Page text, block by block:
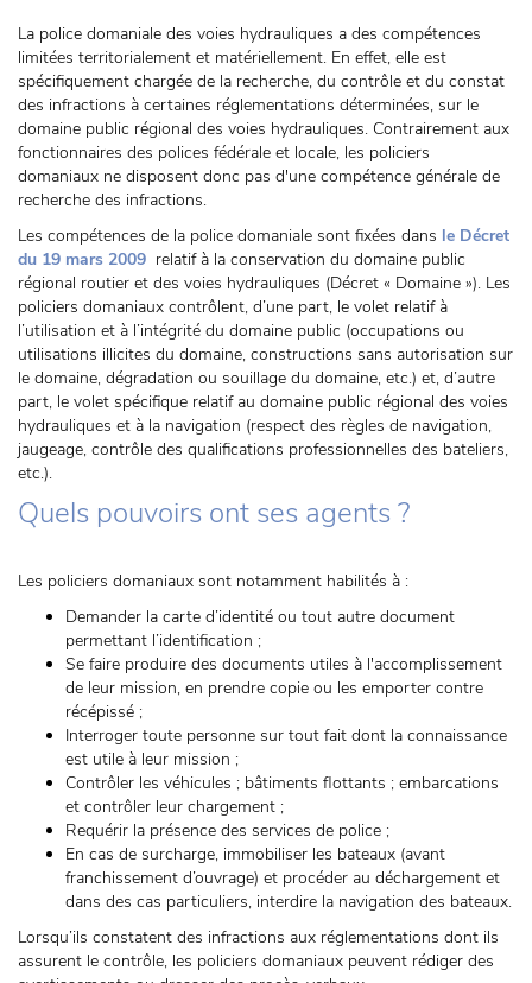
La police domaniale des voies hydrauliques a des compétences
limitées territorialement et matériellement. En effet, elle est
spécifiquement chargée de la recherche, du contrôle et du constat
des infractions à certaines réglementations déterminées, sur le
domaine public régional des voies hydrauliques. Contrairement aux
fonctionnaires des polices fédérale et locale, les policiers
domaniaux ne disposent donc pas d'une compétence générale de
recherche des infractions.
Les compétences de la police domaniale sont fixées dans le Décret
du 19 mars 2009 relatif à la conservation du domaine public
régional routier et des voies hydrauliques (Décret « Domaine »). Les
policiers domaniaux contrôlent, d’une part, le volet relatif à
l’utilisation et à l’intégrité du domaine public (occupations ou
utilisations illicites du domaine, constructions sans autorisation sur
le domaine, dégradation ou souillage du domaine, etc.) et, d’autre
part, le volet spécifique relatif au domaine public régional des voies
hydrauliques et à la navigation (respect des règles de navigation,
jaugeage, contrôle des qualifications professionnelles des bateliers,
etc.).
Quels pouvoirs ont ses agents ?
Les policiers domaniaux sont notamment habilités à :
Demander la carte d’identité ou tout autre document
permettant l’identification ;
Se faire produire des documents utiles à l'accomplissement
de leur mission, en prendre copie ou les emporter contre
récépissé ;
Interroger toute personne sur tout fait dont la connaissance
est utile à leur mission ;
Contrôler les véhicules ; bâtiments flottants ; embarcations
et contrôler leur chargement ;
Requérir la présence des services de police ;
En cas de surcharge, immobiliser les bateaux (avant
franchissement d’ouvrage) et procéder au déchargement et
dans des cas particuliers, interdire la navigation des bateaux.
Lorsqu’ils constatent des infractions aux réglementations dont ils
assurent le contrôle, les policiers domaniaux peuvent rédiger des